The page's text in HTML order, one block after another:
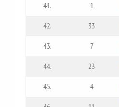
41. 1
42. 33
43. 7
44. 23
45. 4